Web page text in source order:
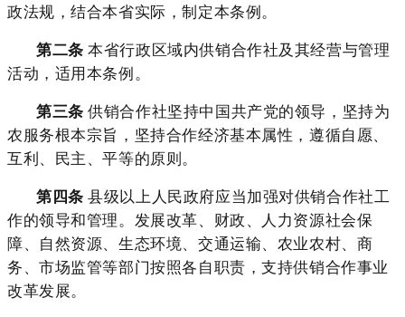
政法规，结合本省实际，制定本条例。
第二条 本省行政区域内供销合作社及其经营与管理
活动，适用本条例。
第三条 供销合作社坚持中国共产党的领导，坚持为
农服务根本宗旨，坚持合作经济基本属性，遵循自愿、
互利、民主、平等的原则。
第四条 县级以上人民政府应当加强对供销合作社工
作的领导和管理。发展改革、财政、人力资源社会保
障、自然资源、生态环境、交通运输、农业农村、商
务、市场监管等部门按照各自职责，支持供销合作事业
改革发展。